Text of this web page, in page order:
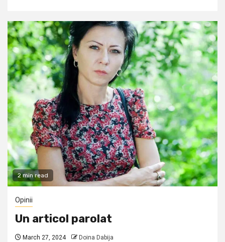
2 min read
Opinii
Un articol parolat
March 27, 2024 Doina Dabija